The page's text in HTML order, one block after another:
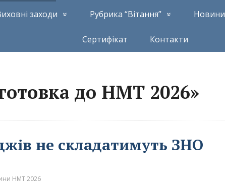
заходи Рубрика “Вітання” Новини
Сертифікат Контакти
до НМТ 2026»
не складатимуть ЗНО
НМТ 2026